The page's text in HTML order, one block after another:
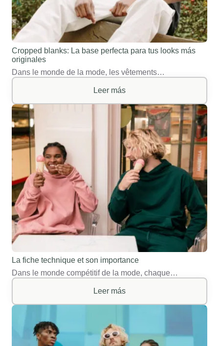
Cropped blanks: La base perfecta para tus looks más
originales
Dans le monde de la mode, les vêtements…
Leer más
La fiche technique et son importance
Dans le monde compétitif de la mode, chaque…
Leer más